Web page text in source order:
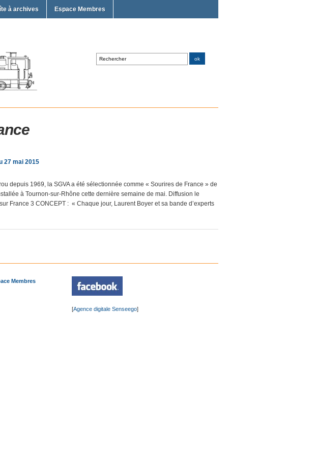
à archives Espace Membres
27 mai 2015
depuis 1969, la SGVA a été sélectionnée comme « Sourires de France » de
à Tournon-sur-Rhône cette dernière semaine de mai. Diffusion le
France 3 CONCEPT : « Chaque jour, Laurent Boyer et sa bande d’experts
[Agence digitale Senseego]
Membres